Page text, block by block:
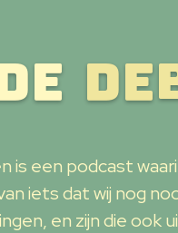
is een podcast
iets dat wij nog
en zijn die ook